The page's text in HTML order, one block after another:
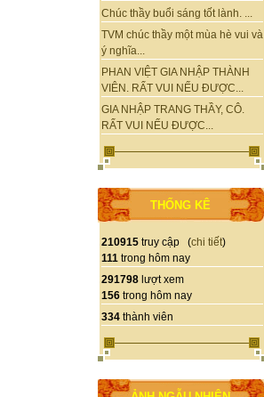
Chúc thầy buổi sáng tốt lành. ...
TVM chúc thầy một mùa hè vui và
ý nghĩa...
PHAN VIỆT GIA NHẬP THÀNH
VIÊN. RẤT VUI NẾU ĐƯỢC...
GIA NHẬP TRANG THẦY, CÔ.
RẤT VUI NẾU ĐƯỢC...
THỐNG KÊ
210915 truy cập (chi tiết)
111 trong hôm nay
291798 lượt xem
156 trong hôm nay
334 thành viên